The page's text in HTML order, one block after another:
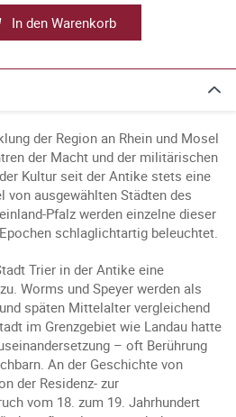
In den Warenkorb
der Region an Rhein und Mosel
der Macht und der militärischen
Kultur seit der Antike stets eine
ausgewählten Städten des
Pfalz werden einzelne dieser
schlaglichtartig beleuchtet.
Trier in der Antike eine
Worms und Speyer werden als
späten Mittelalter vergleichend
im Grenzgebiet wie Landau hatte
– oft Berührung
An der Geschichte von
der Residenz- zur
vom 18. zum 19. Jahrhundert